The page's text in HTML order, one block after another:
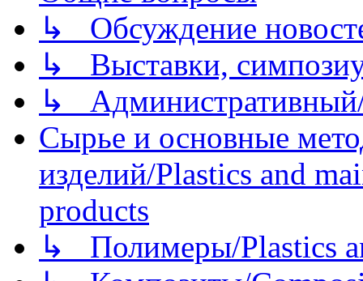
↳ Обсуждение
↳ Выставки,
↳
Сырье и основные
изделий/Plastics and
products
↳ Полимеры/Plastics